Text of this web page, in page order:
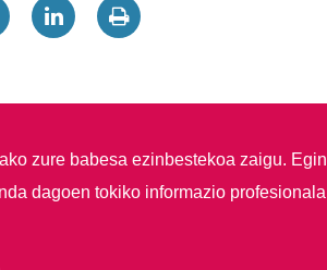
zure babesa ezinbestekoa zaigu. Egin
dagoen tokiko informazio profesionala